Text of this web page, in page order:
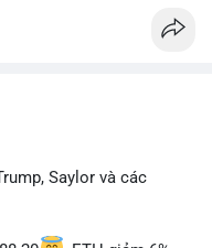
hấp dẫn.
khách sạn 5*" (từ bài
Bitcoin và SKR token
memecoin và tin tức
Saylor và các